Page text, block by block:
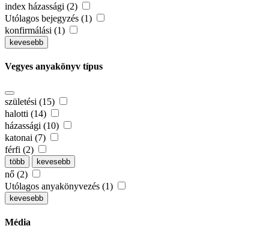
index házassági (2)
Utólagos bejegyzés (1)
konfirmálási (1)
kevesebb
Vegyes anyakönyv típus
születési (15)
halotti (14)
házassági (10)
katonai (7)
férfi (2)
több kevesebb
nő (2)
Utólagos anyakönyvezés (1)
kevesebb
Média